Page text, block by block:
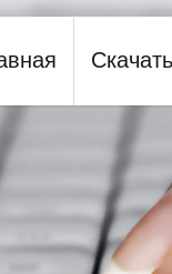
Скачать